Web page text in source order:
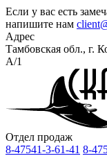
Если у вас есть
напишите нам
Адрес
Тамбовская обл., г.
А/1
Отдел продаж
8-47541-3-61-41 8-